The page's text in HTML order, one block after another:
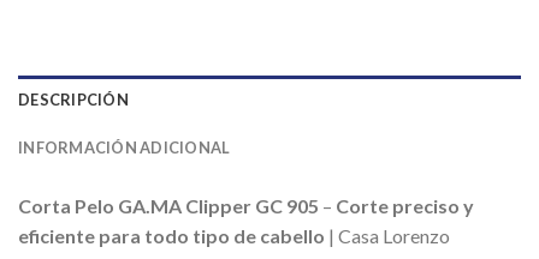
DESCRIPCIÓN
INFORMACIÓN ADICIONAL
Corta Pelo GA.MA Clipper GC 905 – Corte preciso y
eficiente para todo tipo de cabello | Casa Lorenzo